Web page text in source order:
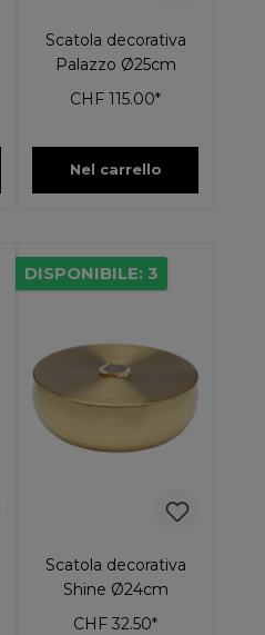
Scatola decorativa
Palazzo Ø25cm
CHF 115.00*
Nel carrello
DISPONIBILE: 3
Scatola decorativa
Shine Ø24cm
CHF 32.50*